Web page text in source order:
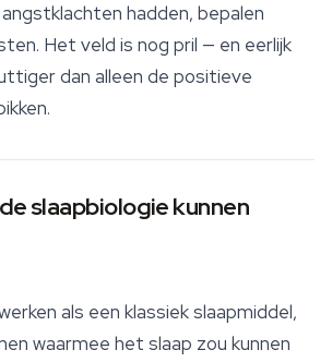
hadden, bepalen
Het veld is nog pril — en eerlijk
dan alleen de positieve
slaapbiologie kunnen
als een klassiek slaapmiddel,
waarmee het slaap zou kunnen